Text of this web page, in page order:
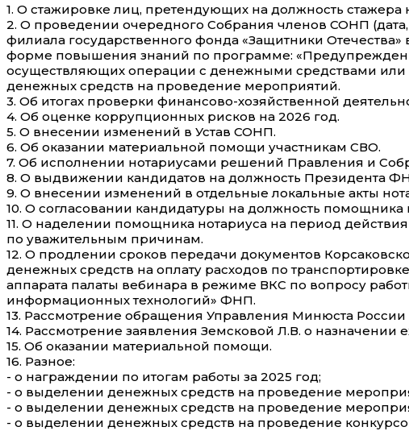
1. О стажировке лиц, претендующих на должность стажера
2. О проведении очередного Собрания членов СОНП
филиала государственного фонда «Защитники
форме повышения знаний по программе:
осуществляющих операции с денежными средствами или
денежных средств на проведение мероприятий.
3. Об итогах проверки финансово-хозяйственной
4. Об оценке коррупционных рисков на 2026 год.
5. О внесении изменений в Устав СОНП.
6. Об оказании материальной помощи участникам СВО.
7. Об исполнении нотариусами решений Правления и
8. О выдвижении кандидатов на должность Президента
9. О внесении изменений в отдельные локальные акты
10. О согласовании кандидатуры на должность помощника
11. О наделении помощника нотариуса на период
по уважительным причинам.
12. О продлении сроков передачи документов
денежных средств на оплату расходов по
аппарата палаты вебинара в режиме ВКС по вопросу
информационных технологий» ФНП.
13. Рассмотрение обращения Управления Минюста
14. Рассмотрение заявления Земсковой Л.В. о
15. Об оказании материальной помощи.
16. Разное:
- о награждении по итогам работы за 2025 год;
- о выделении денежных средств на проведение
- о выделении денежных средств на проведение
- о выделении денежных средств на проведение